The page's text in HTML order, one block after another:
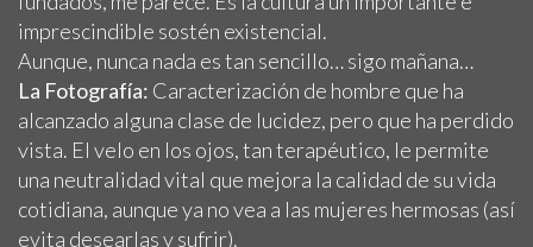
imprescindible sostén existencial.
Aunque, nunca nada es tan sencillo… sigo mañana…
La Fotografía: Caracterización de hombre que ha
alcanzado alguna clase de lucidez, pero que ha perdido
vista. El velo en los ojos, tan terapéutico, le permite
una neutralidad vital que mejora la calidad de su vida
cotidiana, aunque ya no vea a las mujeres hermosas (así
evita desearlas y sufrir).